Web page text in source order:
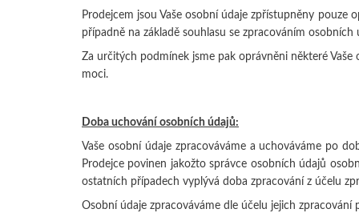
Prodejcem jsou Vaše osobní údaje zpřístupněny
případně na základě souhlasu se zpracováním osobních
Za určitých podmínek jsme pak oprávněni některé
moci.
Doba uchování osobních údajů:
Vaše osobní údaje zpracováváme a uchováváme po
Prodejce povinen jakožto správce osobních údajů
ostatních případech vyplývá doba zpracování z účelu
Osobní údaje zpracováváme dle účelu jejich